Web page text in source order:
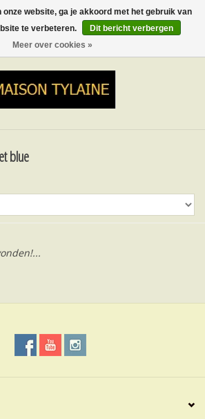
0 Artikelen - €0,00
blue
onze website, ga je akkoord met het gebruik van
te verbeteren.
Dit bericht verbergen
Meer over cookies »